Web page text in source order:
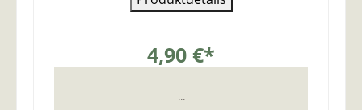
4,90 €*
...